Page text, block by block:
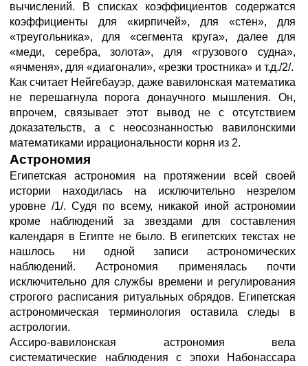
вычислений. В списках коэффициентов содержатся
коэффициенты для «кирпичей», для «стен», для
«треугольника», для «сегмента круга», далее для
«меди, серебра, золота», для «грузового судна»,
«ячменя», для «диагонали», «резки тростника» и т.д./2/.
Как считает Нейгебауэр, даже вавилонская математика
не перешагнула порога донаучного мышления. Он,
впрочем, связывает этот вывод не с отсутствием
доказательств, а с неосознанностью вавилонскими
математиками иррациональности корня из 2.
Астрономия
Египетская астрономия на протяжении всей своей
истории находилась на исключительно незрелом
уровне /1/. Судя по всему, никакой иной астрономии
кроме наблюдений за звездами для составления
календаря в Египте не было. В египетских текстах не
нашлось ни одной записи астрономических
наблюдений. Астрономия применялась почти
исключительно для службы времени и регулирования
строгого расписания ритуальных обрядов. Египетская
астрономическая терминология оставила следы в
астрологии.
Ассиро-вавилонская астрономия вела
систематические наблюдения с эпохи Набонассара